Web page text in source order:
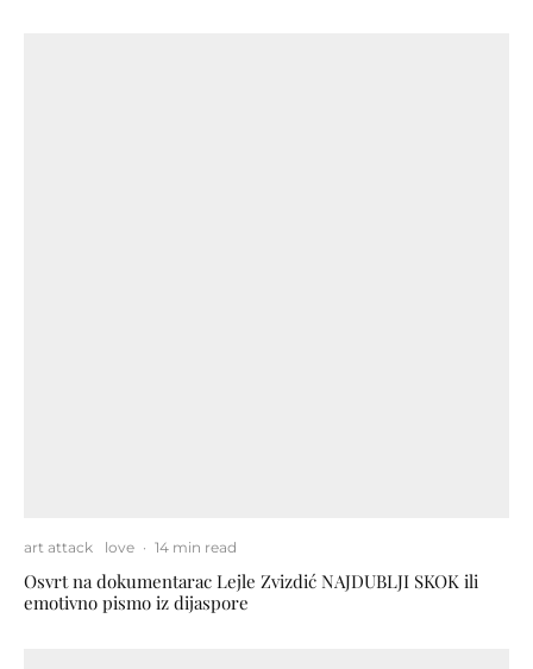
art attack love · 14 min read
Osvrt na dokumentarac Lejle Zvizdić NAJDUBLJI SKOK ili
emotivno pismo iz dijaspore